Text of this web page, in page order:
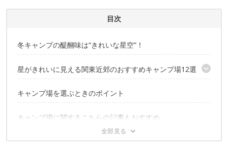
ally_sasakiのプロフィール
目次
冬キャンプの醍醐味は“きれいな星空”！
星がきれいに見える関東近郊のおすすめキャンプ場12選
まるで天然のプラネタリウム！静かな森のキャンプ場
標高1,000mから見上げる美しい星空
県内屈指の星空観察スポット
満点の星空をのぞめる露天風呂で癒される
那須高原の見渡す限りの星空に包まれる
キャンプ場を選ぶときのポイント
キャンプ場に関するこちらの記事もおすすめ